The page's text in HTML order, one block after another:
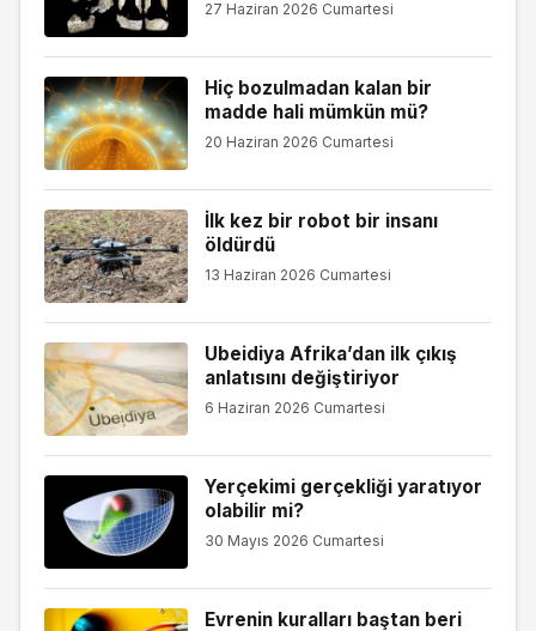
27 Haziran 2026 Cumartesi
Hiç bozulmadan kalan bir
madde hali mümkün mü?
20 Haziran 2026 Cumartesi
İlk kez bir robot bir insanı
öldürdü
13 Haziran 2026 Cumartesi
Ubeidiya Afrika’dan ilk çıkış
anlatısını değiştiriyor
6 Haziran 2026 Cumartesi
Yerçekimi gerçekliği yaratıyor
olabilir mi?
30 Mayıs 2026 Cumartesi
Evrenin kuralları baştan beri